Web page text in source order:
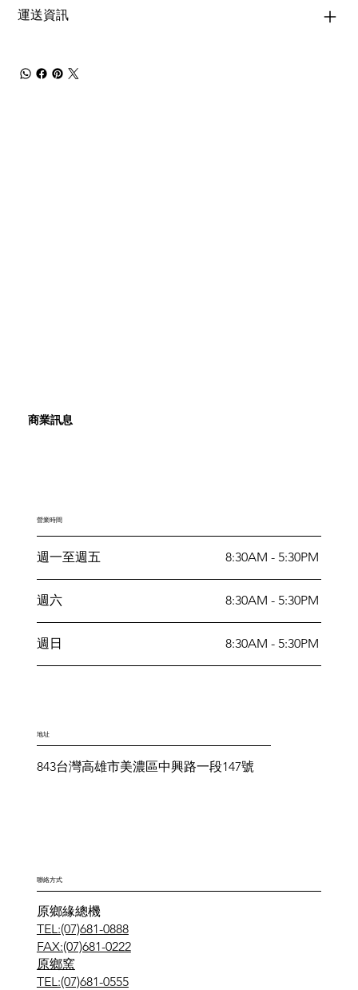
運送資訊
​商業訊息
營業時間
週一至週五 8:30AM - 5:30PM
週六 8:30AM - 5:30PM
週日 8:30AM - 5:30PM
地址
843台灣高雄市美濃區中興路一段147號
聯絡方式
原鄉緣總機
TEL:(07)681-0888
FAX:(07)681-0222
原鄉窯
TEL:(07)681-0555